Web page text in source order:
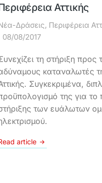
Αττικής
Δράσεις, Περιφέρεια
08/08/2017
τη στήριξη προς
καταναλωτές
Συγκεκριμένα,
της για το
των ευάλωτων
article